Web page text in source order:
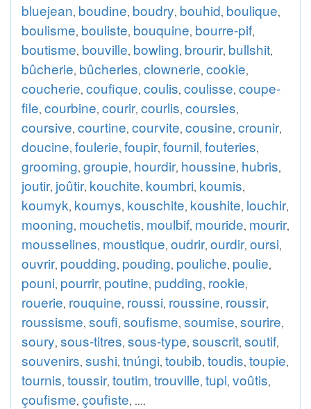
bluejean, boudine, boudry, bouhid, boulique,
boulisme, bouliste, bouquine, bourre-pif,
boutisme, bouville, bowling, brourir, bullshit,
bûcherie, bûcheries, clownerie, cookie,
coucherie, coufique, coulis, coulisse, coupe-
file, courbine, courir, courlis, coursies,
coursive, courtine, courvite, cousine, crounir,
doucine, foulerie, foupir, fournil, fouteries,
grooming, groupie, hourdir, houssine, hubris,
joutir, joûtir, kouchite, koumbri, koumis,
koumyk, koumys, kouschite, koushite, louchir,
mooning, mouchetis, moulbif, mouride, mourir,
mousselines, moustique, oudrir, ourdir, oursi,
ouvrir, poudding, pouding, pouliche, poulie,
pouni, pourrir, poutine, pudding, rookie,
rouerie, rouquine, roussi, roussine, roussir,
roussisme, soufi, soufisme, soumise, sourire,
soury, sous-titres, sous-type, souscrit, soutif,
souvenirs, sushi, tnúngi, toubib, toudis, toupie,
tournis, toussir, toutim, trouville, tupi, voûtis,
çoufisme, çoufiste, ....